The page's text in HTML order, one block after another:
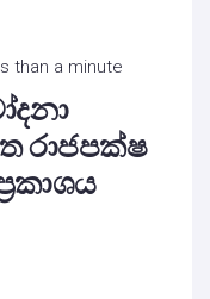
than a minute
රාජපක්ෂ